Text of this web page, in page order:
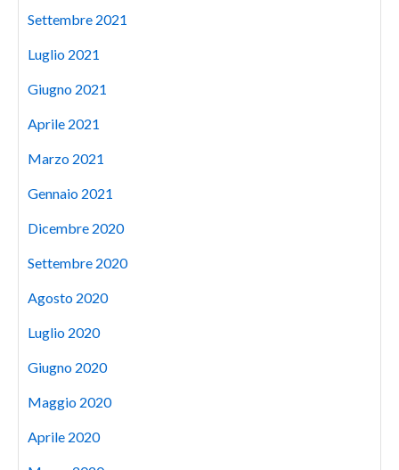
Settembre 2021
Luglio 2021
Giugno 2021
Aprile 2021
Marzo 2021
Gennaio 2021
Dicembre 2020
Settembre 2020
Agosto 2020
Luglio 2020
Giugno 2020
Maggio 2020
Aprile 2020